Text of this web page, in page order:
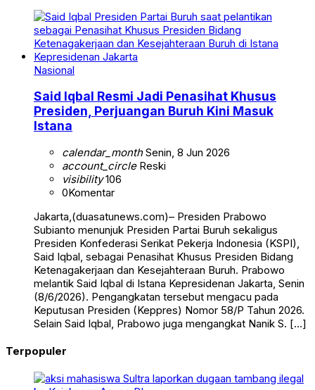
Nasional
Said Iqbal Resmi Jadi Penasihat Khusus
Presiden, Perjuangan Buruh Kini Masuk
Istana
calendar_monthSenin, 8 Jun 2026
account_circleReski
visibility106
0Komentar
Jakarta,(duasatunews.com)– Presiden Prabowo
Subianto menunjuk Presiden Partai Buruh sekaligus
Presiden Konfederasi Serikat Pekerja Indonesia (KSPI),
Said Iqbal, sebagai Penasihat Khusus Presiden Bidang
Ketenagakerjaan dan Kesejahteraan Buruh. Prabowo
melantik Said Iqbal di Istana Kepresidenan Jakarta, Senin
(8/6/2026). Pengangkatan tersebut mengacu pada
Keputusan Presiden (Keppres) Nomor 58/P Tahun 2026.
Selain Said Iqbal, Prabowo juga mengangkat Nanik S. […]
Terpopuler